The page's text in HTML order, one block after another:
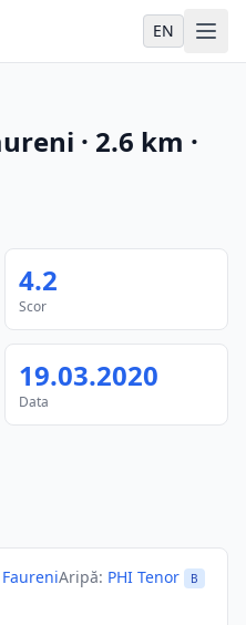
EN
· 2.6 km ·
4.2
Scor
19.03.2020
Data
FaureniAripă: PHI Tenor B